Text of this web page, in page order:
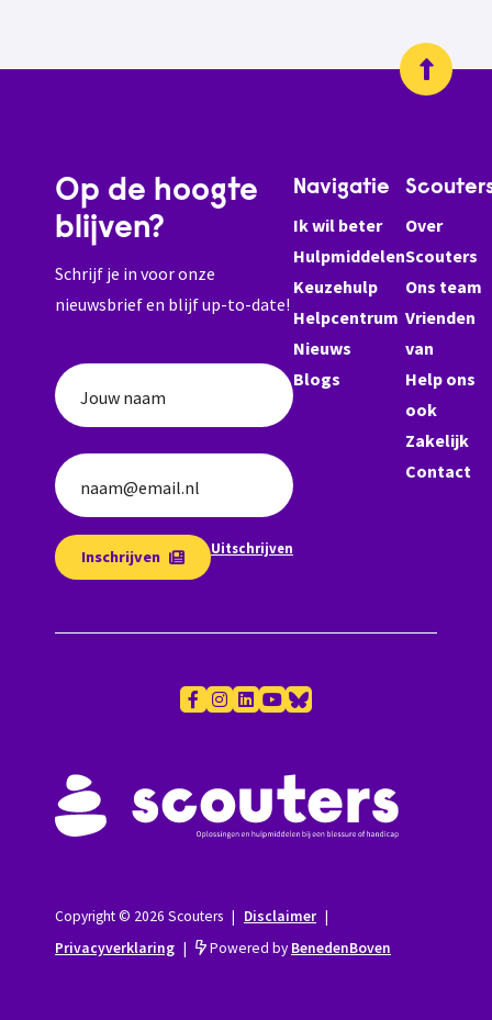
Op de hoogte
blijven?
Schrijf je in voor onze
nieuwsbrief en blijf up-to-date!
Jouw naam
naam@email.nl
Inschrijven Uitschrijven
Navigatie
Ik wil beter
Hulpmiddelen
Keuzehulp
Helpcentrum
Nieuws
Blogs
Over
Scouters
Ons team
Vrienden
van
Help ons
ook
Zakelijk
Contact
Copyright © 2026 Scouters | Disclaimer |
Privacyverklaring | Powered by BenedenBoven